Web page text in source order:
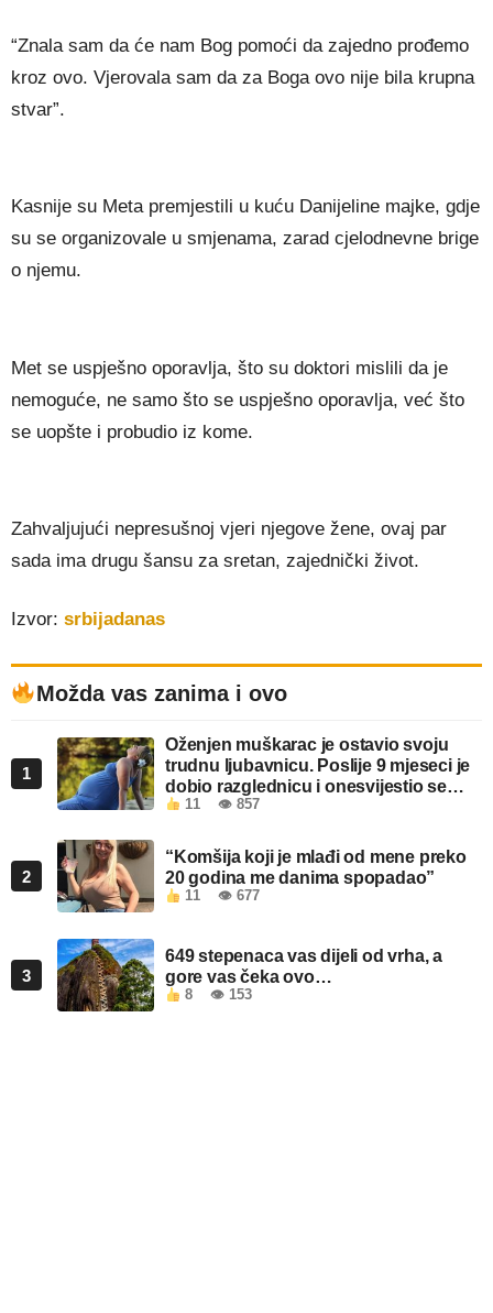
“Znala sam da će nam Bog pomoći da zajedno prođemo
kroz ovo. Vjerovala sam da za Boga ovo nije bila krupna
stvar”.
Kasnije su Meta premjestili u kuću Danijeline majke, gdje
su se organizovale u smjenama, zarad cjelodnevne brige
o njemu.
Met se uspješno oporavlja, što su doktori mislili da je
nemoguće, ne samo što se uspješno oporavlja, već što
se uopšte i probudio iz kome.
Zahvaljujući nepresušnoj vjeri njegove žene, ovaj par
sada ima drugu šansu za sretan, zajednički život.
Izvor: srbijadanas
Možda vas zanima i ovo
1
Oženjen muškarac je ostavio svoju
trudnu ljubavnicu. Poslije 9 mjeseci je
dobio razglednicu i onesvijestio se
kada je pročitao šta piše!
11 👁 857
2
“Komšija koji je mlađi od mene preko
20 godina me danima spopadao”
11 👁 677
3
649 stepenaca vas dijeli od vrha, a
gore vas čeka ovo…
8 👁 153